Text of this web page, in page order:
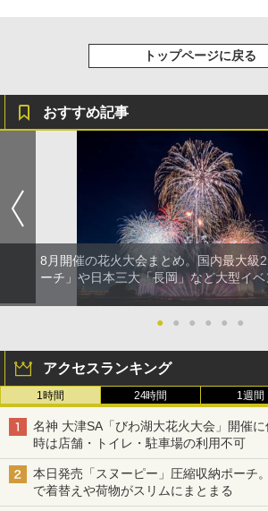
トップページに戻る
おすすめ記事
8月開催の花火大会まとめ。国内最大級
ーチ」や日本三大「長岡」など大型イベ
● ● ● ● ● ●
アクセスランキング
1時間 24時間 1週間
名神 大津SA「びわ湖大花火大会」開催
時は店舗・トイレ・駐車場の利用不可
本日発売「スヌーピー」圧縮収納ポーチ
で着替えや荷物がスリムにまとまる